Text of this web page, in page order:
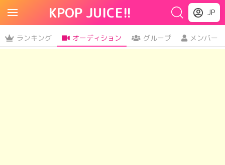
KPOP JUICE!! JP
ランキング オーディション グループ メンバー